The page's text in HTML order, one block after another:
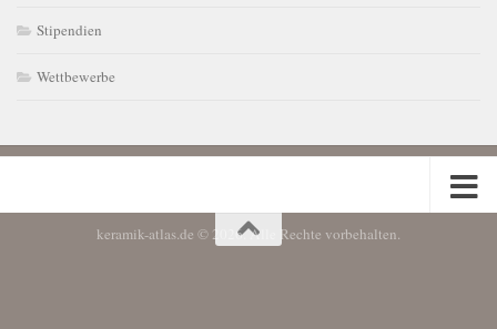
Stipendien
Wettbewerbe
keramik-atlas.de © 2026. Alle Rechte vorbehalten.